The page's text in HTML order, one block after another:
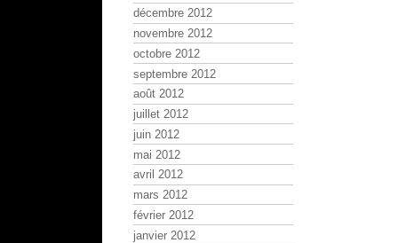
décembre 2012
novembre 2012
octobre 2012
septembre 2012
août 2012
juillet 2012
juin 2012
mai 2012
avril 2012
mars 2012
février 2012
janvier 2012